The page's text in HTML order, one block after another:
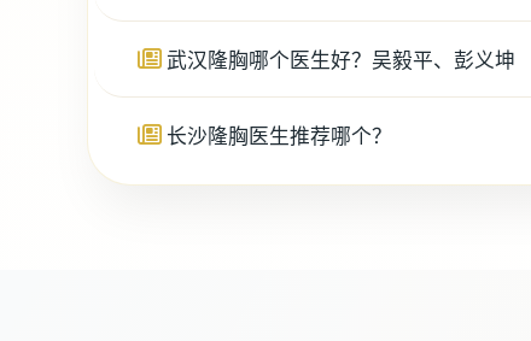
武汉隆胸哪个医生好？吴毅平、彭义坤
长沙隆胸医生推荐哪个？